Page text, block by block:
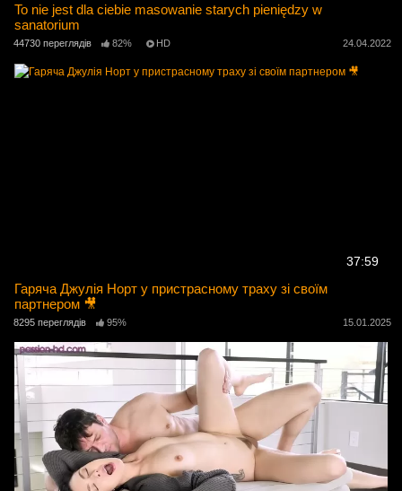
To nie jest dla ciebie masowanie starych pieniędzy w
sanatorium
44730 переглядів 82% HD 24.04.2022
37:59
Гаряча Джулія Норт у пристрасному траху зі своїм
партнером 🎥
8295 переглядів 95% 15.01.2025